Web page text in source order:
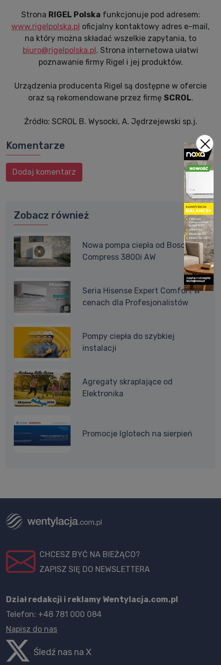
Strona RIGEL Polska funkcjonuje pod adresem:
www.rigelpolska.pl oficjalny kontaktowy adres e-mail,
na który można składać wszelkie zapytania, to
biuro@rigelpolska.pl . Strona internetowa ułatwi
poznawanie firmy Rigel i jej produktów.
Urządzenia producenta Rigel są dostępne w ofercie
oraz są rekomendowane przez firmę SCROL.
Źródło: SCROL B. Wysocki, A. Jędrzejewski sp.j.
Komentarze
Dodaj komentarz
Zobacz również
Nowa pompa ciepła od Bosch -
Compress 3800i AW
Seria Hisense Expert Comfort w
cenach dla Profesjonalistów
Pompy ciepła do szybkiej
instalacji
Agregaty skraplające od
Elektronika
Promocje Iglotech na sierpień
CHCESZ BYĆ NA BIEŻĄCO?
ZAPISZ SIĘ DO NEWSLETTERA
Dział redakcji i reklamy Wentylacja.com.pl
Telefon: +48 781 000 084
Napisz do nas
Śledź nas na X